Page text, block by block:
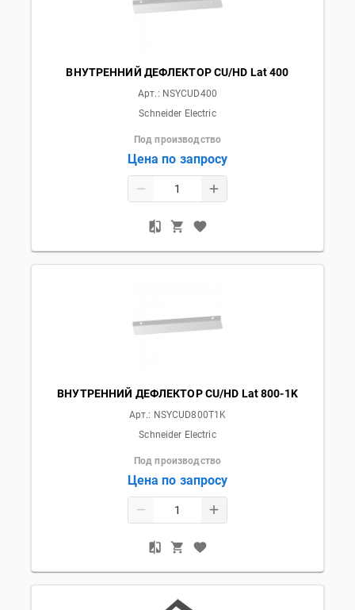
ВНУТРЕННИЙ ДЕФЛЕКТОР CU/HD Lat 400
Арт.: NSYCUD400
Schneider Electric
Под производство
Цена по запросу
ВНУТРЕННИЙ ДЕФЛЕКТОР CU/HD Lat 800-1K
Арт.: NSYCUD800T1K
Schneider Electric
Под производство
Цена по запросу